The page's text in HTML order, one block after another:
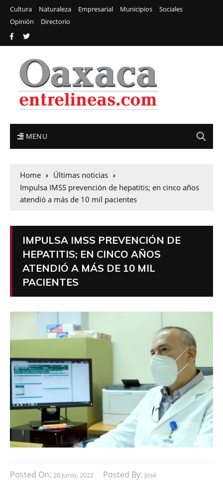
Cultura Naturaleza Empresarial Municipios
Sociales
Opinión
Directorio
MENU
Home
Últimas noticias
Impulsa IMSS prevención de hepatitis; en cinco años
atendió a más de 10 mil pacientes
IMPULSA IMSS PREVENCIÓN DE
HEPATITIS; EN CINCO AÑOS
ATENDIÓ A MÁS DE 10 MIL
PACIENTES
Posted On: 20 Junio, 2022 Posted By: José